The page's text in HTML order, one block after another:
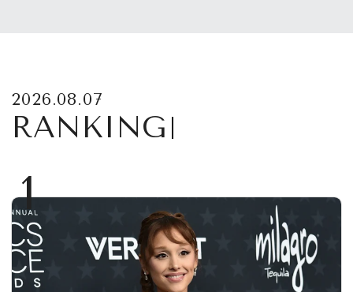
2026.08.07
RANKING
1